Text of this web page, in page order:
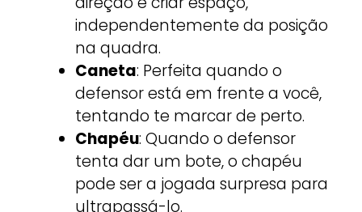
independentemente da posição
na quadra.
Caneta: Perfeita quando o
defensor está em frente a você,
tentando te marcar de perto.
Chapéu: Quando o defensor
tenta dar um bote, o chapéu
pode ser a jogada surpresa para
ultrapassá-lo.